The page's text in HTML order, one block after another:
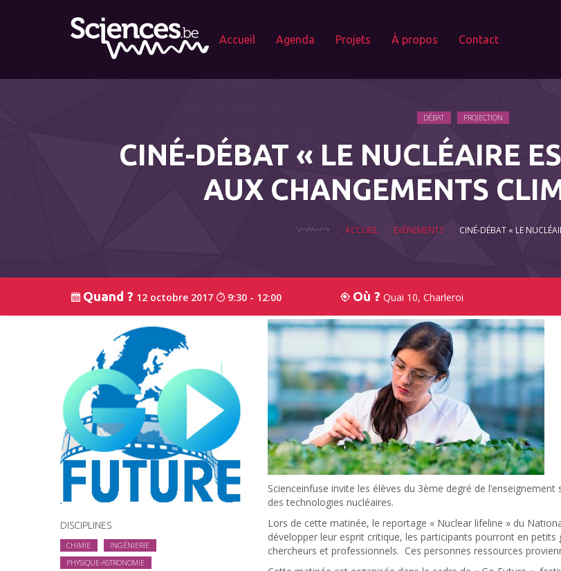
Accueil Agenda Projets À propos Contact
DÉBAT PROJECTION
CINÉ-DÉBAT « LE NUCLÉAIRE
AUX CHANGEMENTS
ACCUEIL EVÉNEMENTS CINÉ-DÉBAT « LE NUCLÉAIRE EST-IL LA SOLUTION AUX CHANGEMENTS
Quand ? 12 octobre 2017 9:30 - 12:00 Où ? Quai 10, Charleroi
DISCIPLINES
CHIMIE
INGÉNIERIE
PHYSIQUE-ASTRONOMIE
Scienceinfuse invite les élèves du 3ème degré de
des technologies nucléaires.
Lors de cette matinée, le reportage « Nuclear lifeline » du
développer leur esprit critique, les participants pourront en
chercheurs et professionnels. Ces personnes ressources